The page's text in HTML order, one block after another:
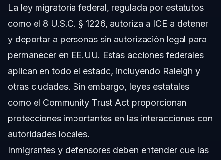
La ley migratoria federal, regulada por estatutos
como el 8 U.S.C. § 1226, autoriza a ICE a detener
y deportar a personas sin autorización legal para
permanecer en EE.UU. Estas acciones federales
aplican en todo el estado, incluyendo Raleigh y
otras ciudades. Sin embargo, leyes estatales
como el Community Trust Act proporcionan
protecciones importantes en las interacciones con
autoridades locales.
Inmigrantes y defensores deben entender que las